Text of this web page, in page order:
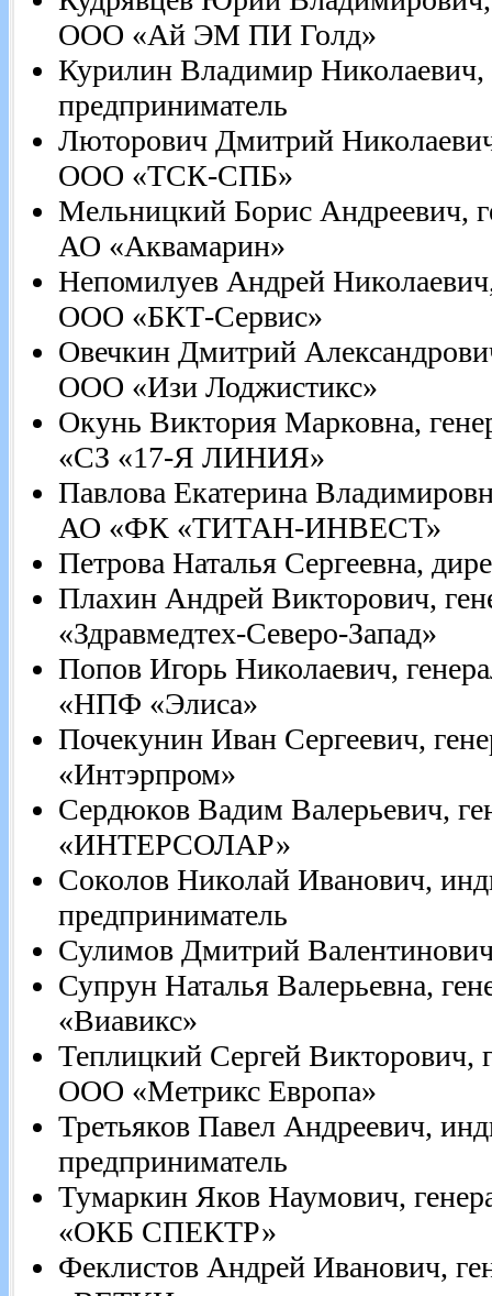
ООО «Ай ЭМ ПИ Голд»
Курилин Владимир
предприниматель
Люторович Дмитрий
ООО «ТСК-СПБ»
Мельницкий Борис Андреевич,
АО «Аквамарин»
Непомилуев Андрей
ООО «БКТ-Сервис»
Овечкин Дмитрий
ООО «Изи Лоджистикс»
Окунь Виктория Марковна,
«СЗ «17-Я ЛИНИЯ»
Павлова Екатерина
АО «ФК «ТИТАН-ИНВЕСТ»
Петрова Наталья Сергеевна,
Плахин Андрей Викторович,
«Здравмедтех-Северо-Запад»
Попов Игорь Николаевич,
«НПФ «Элиса»
Почекунин Иван Сергеевич,
«Интэрпром»
Сердюков Вадим Валерьевич,
«ИНТЕРСОЛАР»
Соколов Николай Иванович,
предприниматель
Сулимов Дмитрий
Супрун Наталья Валерьевна,
«Виавикс»
Теплицкий Сергей Викторович,
ООО «Метрикс Европа»
Третьяков Павел Андреевич,
предприниматель
Тумаркин Яков Наумович,
«ОКБ СПЕКТР»
Феклистов Андрей Иванович,